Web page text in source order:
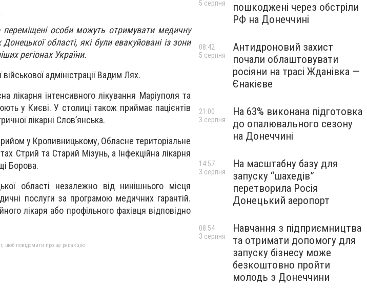
особи можуть отримувати медичну
області, які були евакуйовані із зони
регіонах України.
адміністрації Вадим Лях.
інтенсивного лікування Маріуполя та
у Києві. У столиці також приймає пацієнтів
лікарні Слов’янська.
у Кропивницькому, Обласне територіальне
Стрий та Старий Мізунь, а Інфекційна лікарня
Борова.
області незалежно від нинішнього місця
послуги за програмою медичних гарантій.
лікаря або профільного фахівця відповідно
щоб повідомити про це редакцію
пошкоджені через обстріли
РФ на Донеччині
5 серпня
Антидроновий захист
почали облаштовувати
росіяни на трасі Жданівка —
Єнакієве
08:42
5 серпня
На 63% виконана підготовка
до опалювального сезону
на Донеччині
21:00
3 серпня
На масштабну базу для
запуску “шахедів”
перетворила Росія
Донецький аеропорт
14:57
3 серпня
Навчання з підприємництва
та отримати допомогу для
запуску бізнесу може
безкоштовно пройти
молодь з Донеччини
08:54
3 серпня